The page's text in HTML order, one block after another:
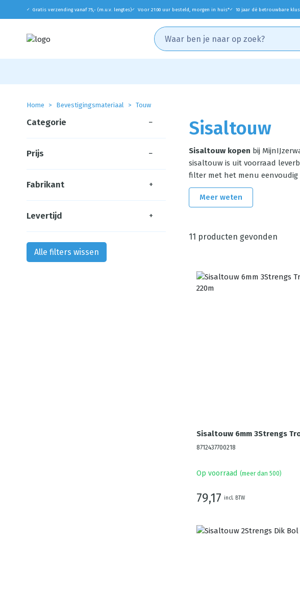
✓ Gratis verzending vanaf 75,- (m.u.v. lengtes)✓ Voor 21:00 uur besteld, morgen in huis*✓ 10 jaar dé betrouwbare
Home Bevestigingsmateriaal Touw
Sisaltouw
Sisaltouw kopen bij
sisaltouw is uit voorraad
filter met het menu
Meer weten
11 producten gevonden
Sisaltouw 6mm 3Strengs
8712437700218
Op voorraad (meer dan 500)
79,17 incl. BTW
Categorie −
Prijs −
Fabrikant +
Levertijd +
Alle filters wissen